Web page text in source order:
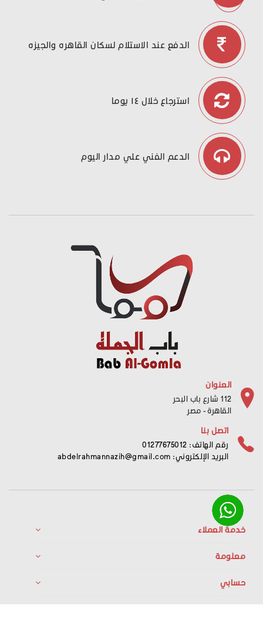
الدفع عند الاستلام لسكان القاهره والجيزه
استرجاع خلال ١٤ يوما
الدعم الفني علي مدار اليوم
العنوان
112 شارع باب البحر
القاهرة - مصر
اتصل بنا
رقم الهاتف: 01277675012
البريد الإلكتروني: abdelrahmannazih@gmail.com
خدمة العملاء
معلومة
حسابي